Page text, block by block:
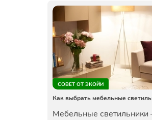
СОВЕТ ОТ ЭКОЙИ
Как выбрать мебельные
Мебельные